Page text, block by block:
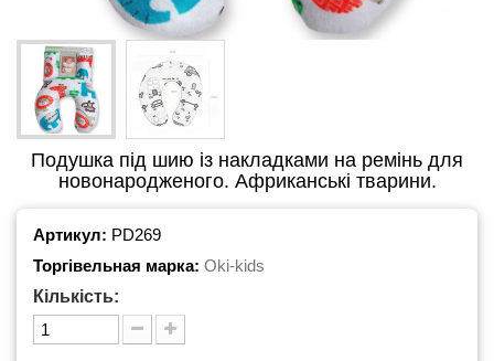
Подушка під шию із накладками на ремінь для
новонародженого. Африканські тварини.
Артикул: PD269
Торгівельная марка: Oki-kids
Кількість: